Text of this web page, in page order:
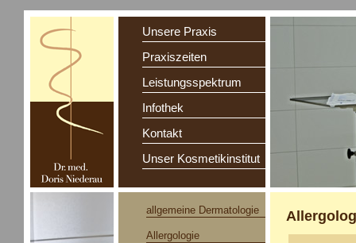
Unsere Praxis
Praxiszeiten
Leistungsspektrum
Infothek
Kontakt
Unser Kosmetikinstitut
allgemeine Dermatologie
Allergologie